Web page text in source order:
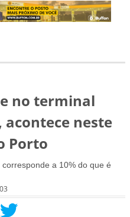
no terminal
neste
Porto
a 10% do que é